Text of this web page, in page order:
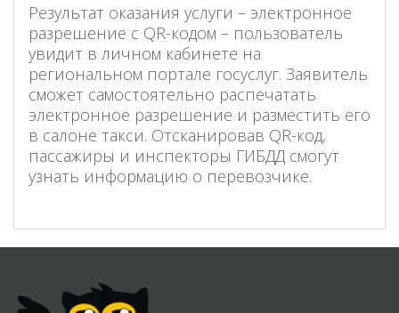
Результат оказания услуги – электронное
разрешение с QR-кодом – пользователь
увидит в личном кабинете на
региональном портале госуслуг. Заявитель
сможет самостоятельно распечатать
электронное разрешение и разместить его
в салоне такси. Отсканировав QR-код,
пассажиры и инспекторы ГИБДД смогут
узнать информацию о перевозчике.